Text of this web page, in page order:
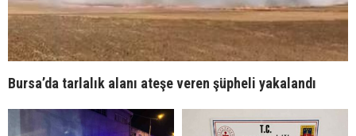
Bursa’da tarlalık alanı ateşe veren şüpheli yakalandı